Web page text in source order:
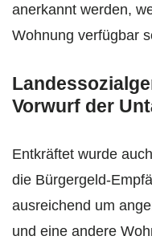
anerkannt werden,
Wohnung verfügbar
Vorwurf der
Entkräftet wurde
die Bürgergeld-
ausreichend um
und eine andere